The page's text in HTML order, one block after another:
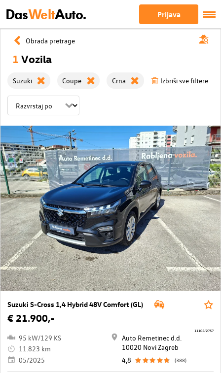
DasWeltAuto. Prijava
Obrada pretrage
1 Vozila
Suzuki Coupe Crna Izbriši sve filtere
Suzuki S-Cross 1,4 Hybrid 48V Comfort (GL)
€ 21.900,-
95 kW/129 KS
11.823 km
05/2025
Auto Remetinec d.d.
10020 Novi Zagreb
4,8
(388)
11105/2757